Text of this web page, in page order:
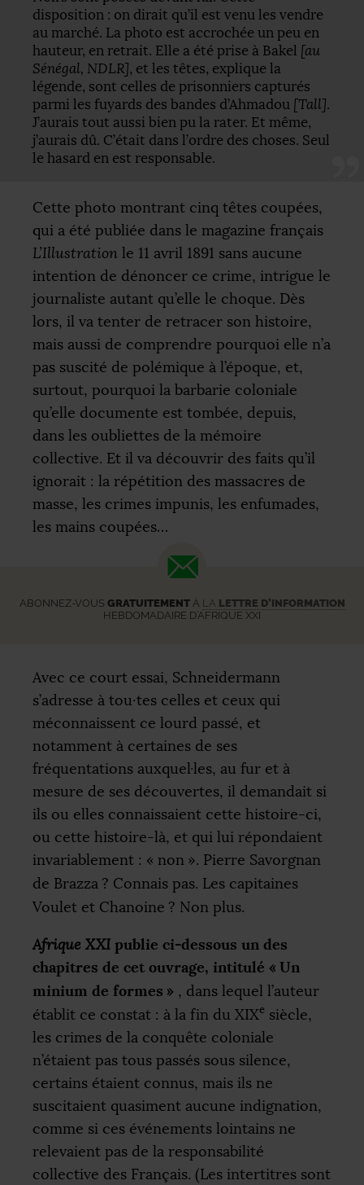
disposition : on dirait qu’il est venu les vendre
au marché. La photo est accrochée un peu en
hauteur, en retrait. Elle a été prise à Bakel [au
Sénégal, NDLR], et les têtes, explique la
légende, sont celles de prisonniers capturés
parmi les fuyards des bandes d’Ahmadou [Tall].
J’aurais tout aussi bien pu la rater. Et même,
j’aurais dû. C’était dans l’ordre des choses. Seul
le hasard en est responsable.
Cette photo montrant cinq têtes coupées,
qui a été publiée dans le magazine français
L’Illustration le 11 avril 1891 sans aucune
intention de dénoncer ce crime, intrigue le
journaliste autant qu’elle le choque. Dès
lors, il va tenter de retracer son histoire,
mais aussi de comprendre pourquoi elle n’a
pas suscité de polémique à l’époque, et,
surtout, pourquoi la barbarie coloniale
qu’elle documente est tombée, depuis,
dans les oubliettes de la mémoire
collective. Et il va découvrir des faits qu’il
ignorait : la répétition des massacres de
masse, les crimes impunis, les enfumades,
les mains coupées…
ABONNEZ-VOUS GRATUITEMENTÀ LA LETTRE D’INFORMATION
HEBDOMADAIRE D’AFRIQUE XXI
Avec ce court essai, Schneidermann
s’adresse à tou·tes celles et ceux qui
méconnaissent ce lourd passé, et
notamment à certaines de ses
fréquentations auxquel·les, au fur et à
mesure de ses découvertes, il demandait si
ils ou elles connaissaient cette histoire-ci,
ou cette histoire-là, et qui lui répondaient
invariablement : « non ». Pierre Savorgnan
de Brazza ? Connais pas. Les capitaines
Voulet et Chanoine ? Non plus.
Afrique XXI publie ci-dessous un des
chapitres de cet ouvrage, intitulé « Un
minium de formes » , dans lequel l’auteur
établit ce constat : à la fin du XIXe siècle,
les crimes de la conquête coloniale
n’étaient pas tous passés sous silence,
certains étaient connus, mais ils ne
suscitaient quasiment aucune indignation,
comme si ces événements lointains ne
relevaient pas de la responsabilité
collective des Français. (Les intertitres sont